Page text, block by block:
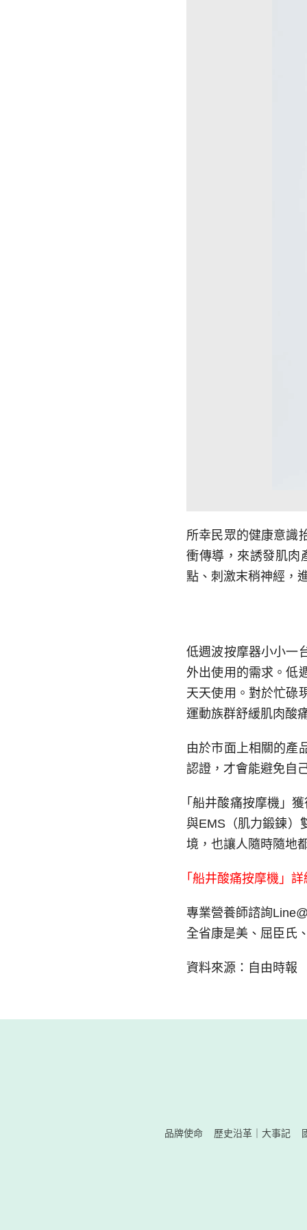
所幸民眾的健康意識
衝傳導，來誘發肌肉
點、刺激末稍神經，
低週波按摩器小小一
外出使用的需求。低
天天使用。對於忙碌
運動族群舒緩肌肉酸
由於市面上相關的產
認證，才會能避免自
｢船井酸痛按摩機」
與EMS（肌力鍛鍊）
境，也讓人隨時隨地
｢船井酸痛按摩機」
專業營養師諮詢
全省康是美、屈臣氏
資料來源：自由時報
品牌使命 歷史沿革｜大事記